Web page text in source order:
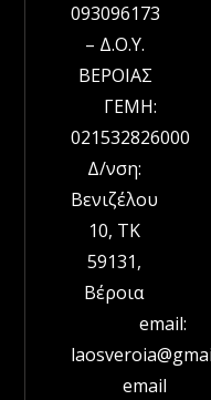
093096173
– Δ.Ο.Υ.
ΒΕΡΟΙΑΣ
ΓΕΜΗ:
021532826000
Δ/νση:
Βενιζέλου
10, ΤΚ
59131,
Βέροια
email:
email